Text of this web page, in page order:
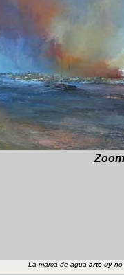
La marca de agua arte uy no